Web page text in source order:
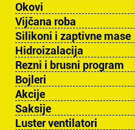
Okovi
Vijčana roba
Silikoni i zaptivne mase
Hidroizalacija
Rezni i brusni program
Bojleri
Akcije
Saksije
Luster ventilatori